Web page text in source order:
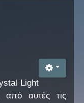
Light
από αυτές τις